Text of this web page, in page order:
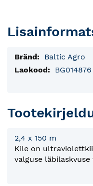
Lisainfo
Baltic Agro
BG014876
2,4 x 150 m
Kile on
valguse läbilaskvuse